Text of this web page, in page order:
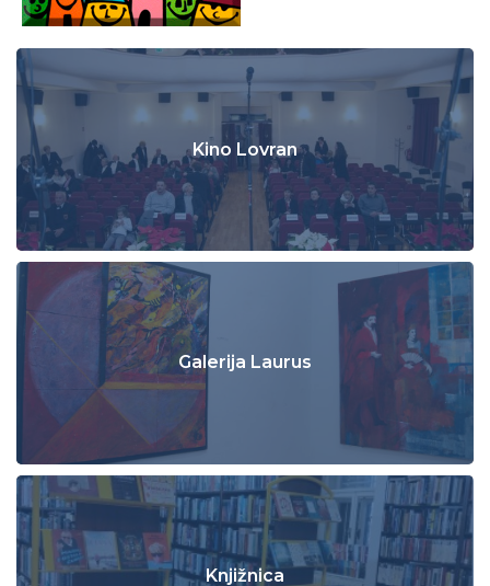
Kino Lovran
Galerija Laurus
Knjižnica